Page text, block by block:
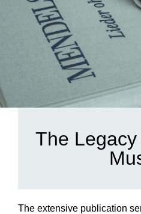
The
The extensive publication